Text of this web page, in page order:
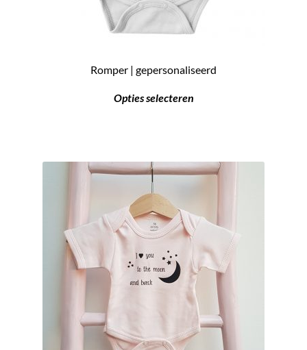
Romper | gepersonaliseerd
Opties selecteren